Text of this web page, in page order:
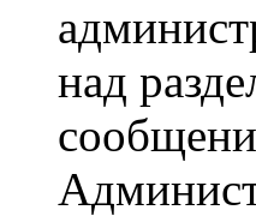
над